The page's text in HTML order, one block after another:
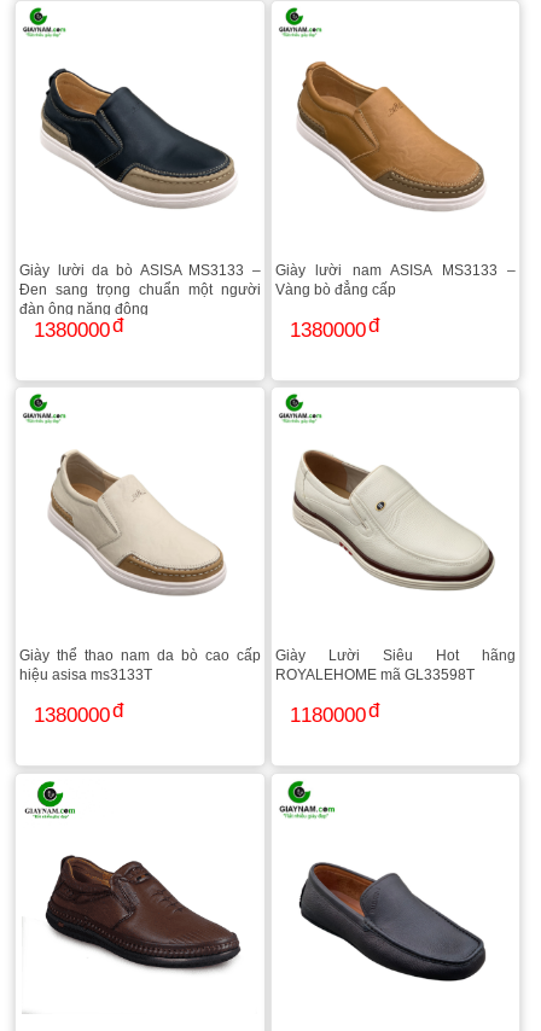
Giày lười da bò ASISA MS3133 –
Đen sang trọng chuẩn một người
đàn ông năng động
1380000
Giày lười nam ASISA MS3133 –
Vàng bò đẳng cấp
1380000
Giày thể thao nam da bò cao cấp
hiệu asisa ms3133T
1380000
Giày Lười Siêu Hot hãng
ROYALEHOME mã GL33598T
1180000